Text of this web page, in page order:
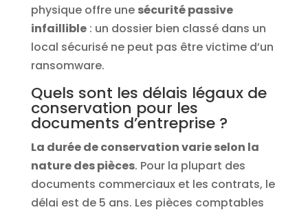
physique offre une sécurité passive
infaillible: un dossier bien classé dans un
local sécurisé ne peut pas être victime d’un
ransomware.
Quels sont les délais légaux de
conservation pour les
documents d’entreprise ?
La durée de conservation varie selon la
nature des pièces. Pour la plupart des
documents commerciaux et les contrats, le
délai est de 5 ans. Les pièces comptables